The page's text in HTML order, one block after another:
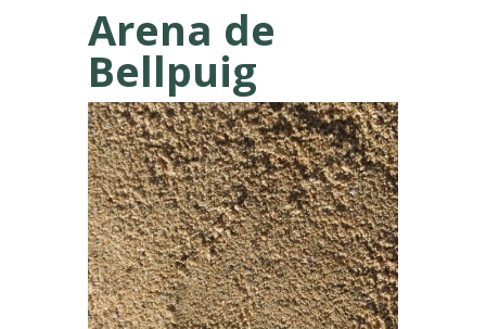
Arena de
Bellpuig